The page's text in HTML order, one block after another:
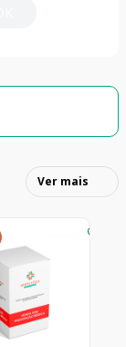
Ver mais